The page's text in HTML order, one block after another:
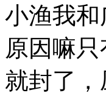
小渔我和
原因嘛
就封了